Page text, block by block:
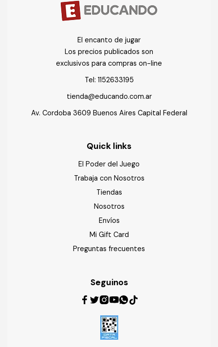
El encanto de jugar
Los precios publicados son
exclusivos para compras on-line
Tel: 1152633195
tienda@educando.com.ar
Av. Cordoba 3609 Buenos Aires Capital Federal
Quick links
El Poder del Juego
Trabaja con Nosotros
Tiendas
Nosotros
Envíos
Mi Gift Card
Preguntas frecuentes
Seguinos